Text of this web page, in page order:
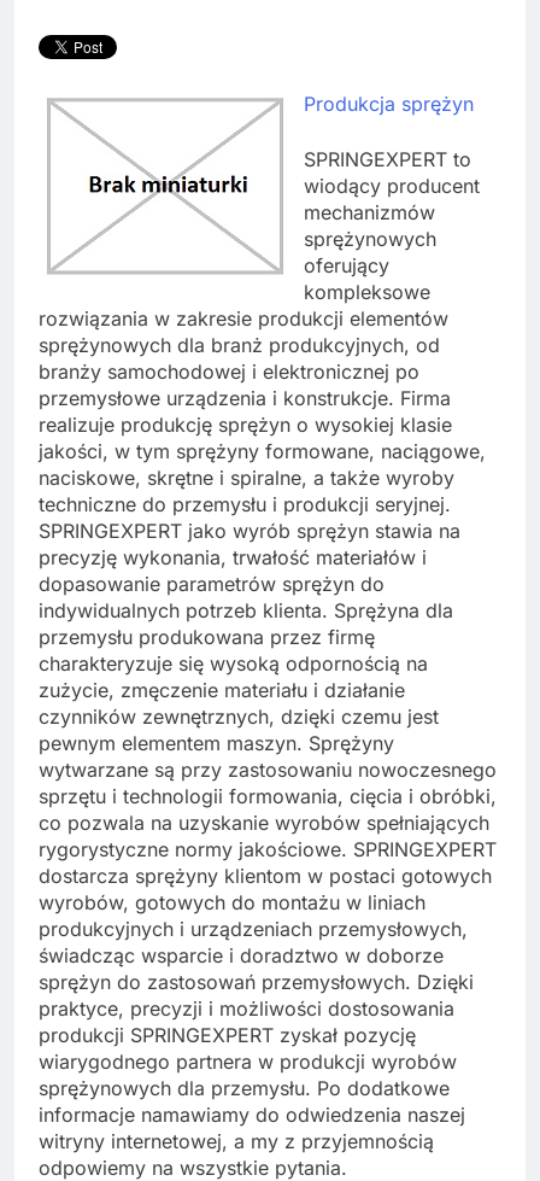
Produkcja sprężyn
SPRINGEXPERT to
wiodący producent
mechanizmów
sprężynowych
oferujący
kompleksowe
rozwiązania w zakresie produkcji elementów
sprężynowych dla branż produkcyjnych, od
branży samochodowej i elektronicznej po
przemysłowe urządzenia i konstrukcje. Firma
realizuje produkcję sprężyn o wysokiej klasie
jakości, w tym sprężyny formowane, naciągowe,
naciskowe, skrętne i spiralne, a także wyroby
techniczne do przemysłu i produkcji seryjnej.
SPRINGEXPERT jako wyrób sprężyn stawia na
precyzję wykonania, trwałość materiałów i
dopasowanie parametrów sprężyn do
indywidualnych potrzeb klienta. Sprężyna dla
przemysłu produkowana przez firmę
charakteryzuje się wysoką odpornością na
zużycie, zmęczenie materiału i działanie
czynników zewnętrznych, dzięki czemu jest
pewnym elementem maszyn. Sprężyny
wytwarzane są przy zastosowaniu nowoczesnego
sprzętu i technologii formowania, cięcia i obróbki,
co pozwala na uzyskanie wyrobów spełniających
rygorystyczne normy jakościowe. SPRINGEXPERT
dostarcza sprężyny klientom w postaci gotowych
wyrobów, gotowych do montażu w liniach
produkcyjnych i urządzeniach przemysłowych,
świadcząc wsparcie i doradztwo w doborze
sprężyn do zastosowań przemysłowych. Dzięki
praktyce, precyzji i możliwości dostosowania
produkcji SPRINGEXPERT zyskał pozycję
wiarygodnego partnera w produkcji wyrobów
sprężynowych dla przemysłu. Po dodatkowe
informacje namawiamy do odwiedzenia naszej
witryny internetowej, a my z przyjemnością
odpowiemy na wszystkie pytania.